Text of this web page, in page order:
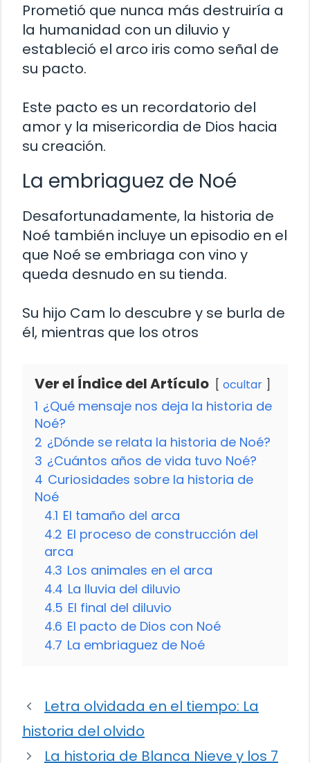
Prometió que nunca más destruiría a
la humanidad con un diluvio y
estableció el arco iris como señal de
su pacto.
Este pacto es un recordatorio del
amor y la misericordia de Dios hacia
su creación.
La embriaguez de Noé
Desafortunadamente, la historia de
Noé también incluye un episodio en el
que Noé se embriaga con vino y
queda desnudo en su tienda.
Su hijo Cam lo descubre y se burla de
él, mientras que los otros
Ver el Índice del Artículo ocultar
1 ¿Qué mensaje nos deja la historia de
Noé?
2 ¿Dónde se relata la historia de Noé?
3 ¿Cuántos años de vida tuvo Noé?
4 Curiosidades sobre la historia de
Noé
4.1 El tamaño del arca
4.2 El proceso de construcción del
arca
4.3 Los animales en el arca
4.4 La lluvia del diluvio
4.5 El final del diluvio
4.6 El pacto de Dios con Noé
4.7 La embriaguez de Noé
Letra olvidada en el tiempo: La
historia del olvido
La historia de Blanca Nieve y los 7